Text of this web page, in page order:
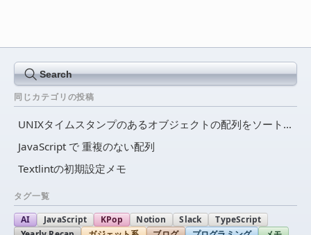
Search
同じカテゴリの投稿
UNIXタイムスタンプのあるオブジェクトの配列をソートする
JavaScript で 重複のない配列
Textlintの初期設定メモ
タグ一覧
AI JavaScript KPop Notion Slack
TypeScript